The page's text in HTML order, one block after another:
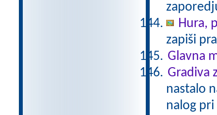
Hura,
zapiši
Glavna
Gradiva
nastalo
nalog